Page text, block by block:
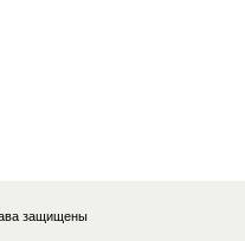
защищены